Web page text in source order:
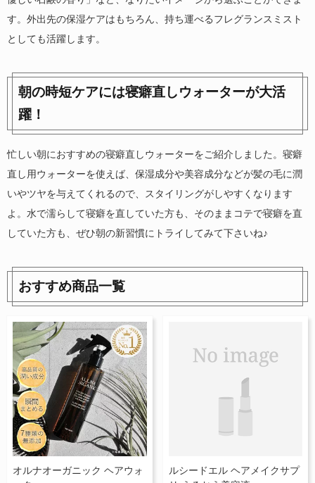
す。外出先の保湿ケアはもちろん、持ち運べるフレグランスミスト
としても活躍します。
朝の時短ケアには寝癖直しウォーターが大活
躍！
忙しい朝におすすめの寝癖直しウォーターをご紹介しました。寝癖
直し用ウォーターを使えば、保湿成分や美容成分などが髪の毛に潤
いやツヤを与えてくれるので、スタイリングがしやすくなります
よ。水で濡らして寝癖を直していた方も、そのままコテで寝癖を直
していた方も、ぜひ朝の新習慣にトライしてみて下さいね♪
おすすめ商品一覧
オルナオーガニック ヘアウォ
ルシードエル ヘアメイクサプ